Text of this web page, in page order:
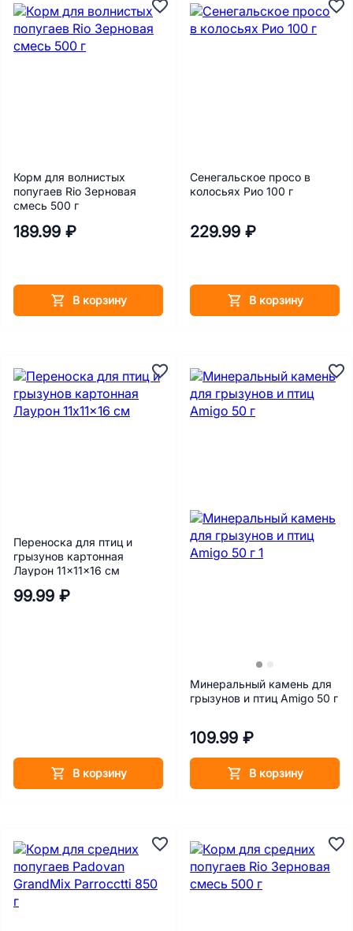
Корм для волнистых
попугаев Rio Зерновая
смесь 500 г
189.99 ₽
В корзину
Сенегальское просо в
колосьях Рио 100 г
229.99 ₽
В корзину
Переноска для птиц и
грызунов картонная
Лаурон 11x11x16 см
99.99 ₽
В корзину
Минеральный камень для
грызунов и птиц Amigo 50 г
109.99 ₽
В корзину